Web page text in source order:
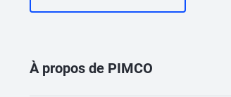
À propos de PIMCO